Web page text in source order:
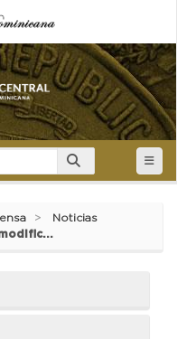
Noticias